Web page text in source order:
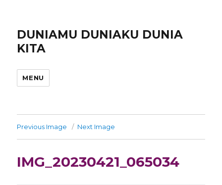
DUNIAMU DUNIAKU DUNIA
KITA
MENU
Previous Image Next Image
IMG_20230421_065034